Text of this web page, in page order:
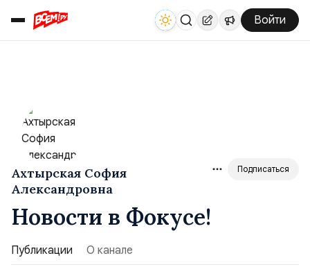
Войти
Ахтырская София
Александровна
Подписаться
Новости в Фокусе!
Публикации О канале